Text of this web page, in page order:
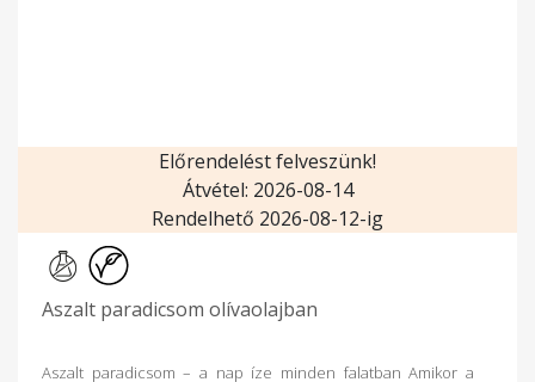
Előrendelést felveszünk!
Átvétel: 2026-08-14
Rendelhető 2026-08-12-ig
Aszalt paradicsom olívaolajban
Aszalt paradicsom – a nap íze minden falatban Amikor a